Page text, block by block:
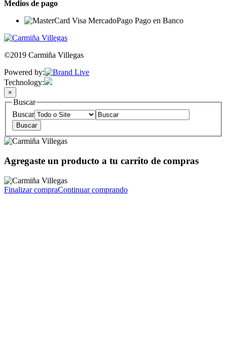
Medios de pago
©2019 Carmiña Villegas
Powered by:
Technology:
×
Buscar
Buscar
Agregaste un producto a tu carrito de compras
Finalizar compraContinuar comprando